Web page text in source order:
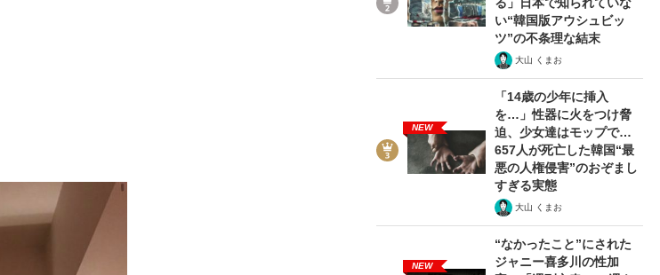
い“韓国版アウシュビッ
ツ”の不条理な結末
大山 くまお
NEW
「14歳の少年に挿入
を…」性器に火をつけ脅
迫、少女達はモップで…
657人が死亡した韓国“最
悪の人権侵害”のおぞまし
すぎる実態
大山 くまお
NEW
“なかったこと”にされた
ジャニー喜多川の性加